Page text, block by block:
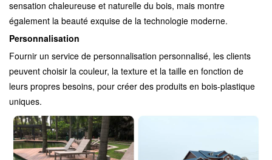
sensation chaleureuse et naturelle du bois, mais montre
également la beauté exquise de la technologie moderne.
Personnalisation
Fournir un service de personnalisation personnalisé, les clients
peuvent choisir la couleur, la texture et la taille en fonction de
leurs propres besoins, pour créer des produits en bois-plastique
uniques.